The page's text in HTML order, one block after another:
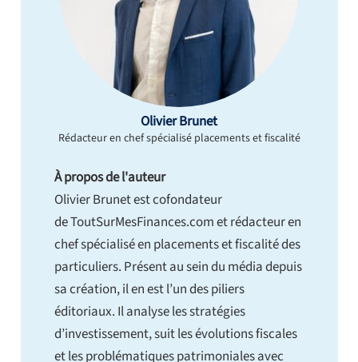
Olivier Brunet
Rédacteur en chef spécialisé placements et fiscalité
À propos de l'auteur
Olivier Brunet est cofondateur
de ToutSurMesFinances.com et rédacteur en
chef spécialisé en placements et fiscalité des
particuliers. Présent au sein du média depuis
sa création, il en est l’un des piliers
éditoriaux. Il analyse les stratégies
d’investissement, suit les évolutions fiscales
et les problématiques patrimoniales avec